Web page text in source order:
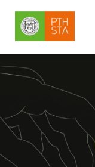
DE
Chi siamo